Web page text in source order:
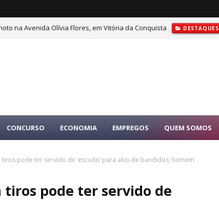
na Avenida Olívia Flores, em Vitória da Conquista DESTAQUES
CONCURSO ECONOMIA EMPREGOS QUEM SOMOS
pode ter servido de ‘escudo’ para alvo de bandidos; homem
pode ter servido de